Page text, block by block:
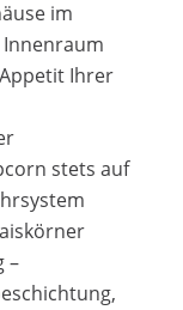
im
Ihrer
stets auf
–